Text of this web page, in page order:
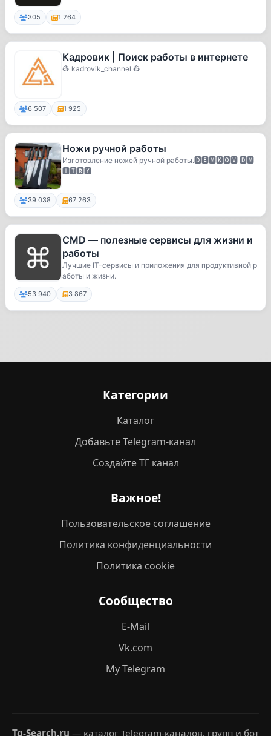
305 1 264
Кадровик | Поиск работы в интернете
👷 kadrovik_channel 👷
6 507 1 925
Ножи ручной работы
Изготовление ножей ручной работы.🅳🅴🅼🅺🅾️🆅 🅳🅼
🅸🆃🆁🆈
39 038 67 263
CMD — полезные сервисы для жизни и
работы
Лучшие IT-сервисы и приложения для продуктивной р
аботы и жизни.
53 940 3 867
Категории
Каталог
Добавьте Telegram-канал
Создайте ТГ канал
Важное!
Пользовательское соглашение
Политика конфиденциальности
Политика cookie
Сообщество
E-Mail
Vk.com
My Telegram
Tg-Search.ru — каталог Telegram-каналов, групп и бот